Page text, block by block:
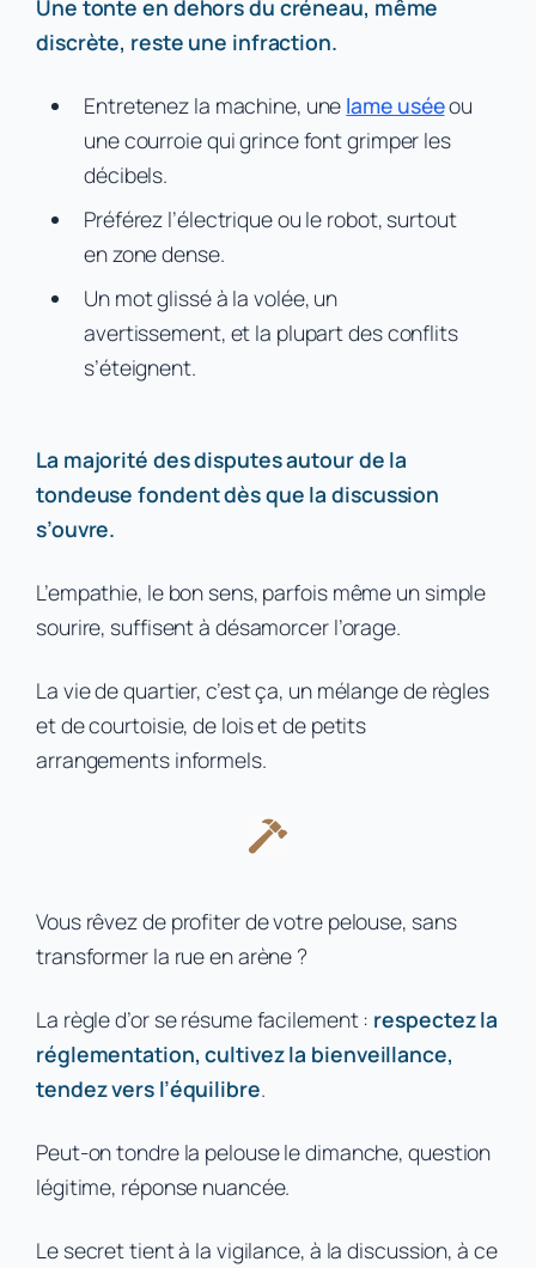
Une tonte en dehors du créneau, même
discrète, reste une infraction.
Entretenez la machine, une lame uséeou
une courroie qui grince font grimper les
décibels.
Préférez l’électrique ou le robot, surtout
en zone dense.
Un mot glissé à la volée, un
avertissement, et la plupart des conflits
s’éteignent.
La majorité des disputes autour de la
tondeuse fondent dès que la discussion
s’ouvre.
L’empathie, le bon sens, parfois même un simple
sourire, suffisent à désamorcer l’orage.
La vie de quartier, c’est ça, un mélange de règles
et de courtoisie, de lois et de petits
arrangements informels.
Vous rêvez de profiter de votre pelouse, sans
transformer la rue en arène ?
La règle d’or se résume facilement : respectez la
réglementation, cultivez la bienveillance,
tendez vers l’équilibre.
Peut-on tondre la pelouse le dimanche, question
légitime, réponse nuancée.
Le secret tient à la vigilance, à la discussion, à ce